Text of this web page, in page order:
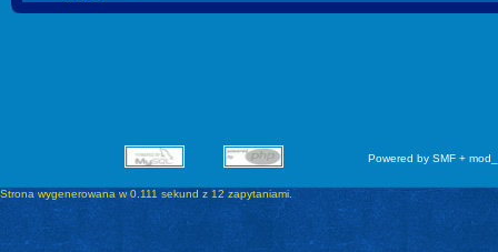
Powered by SMF +
Strona wygenerowana w 0.111 sekund z 12 zapytaniami.